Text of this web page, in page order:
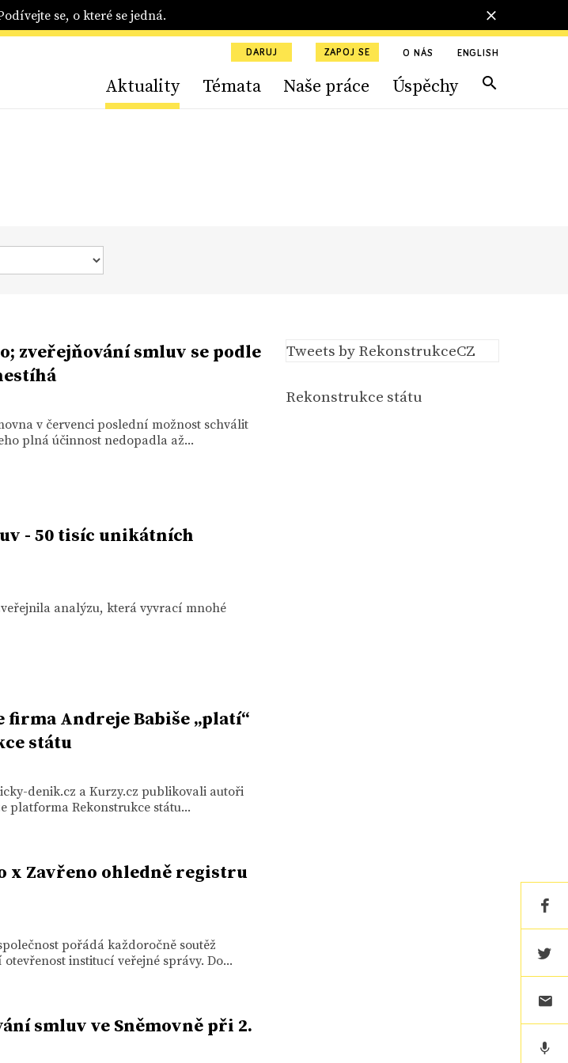
se, o které se jedná.
DARUJ ZAPOJ SE O NÁS ENGLISH
Aktuality Témata Naše práce Úspěchy
zveřejňování smluv se podle
v červenci poslední možnost schválit
plná účinnost nedopadla až...
- 50 tisíc unikátních
analýzu, která vyvrací mnohé
firma Andreje Babiše „platí“
státu
denik.cz a Kurzy.cz publikovali autoři
platforma Rekonstrukce státu...
x Zavřeno ohledně registru
pořádá každoročně soutěž
institucí veřejné správy. Do...
smluv ve Sněmovně při 2.
Tweets by RekonstrukceCZ
Rekonstrukce státu